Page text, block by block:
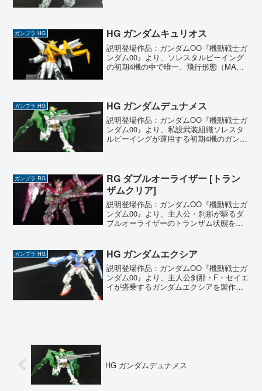
るクリア外装が、...
ガンプラ HG HG ガンダムキュリオス
説明登場作品：ガンダムOO『機動戦士ガ
ンダム00』より、ソレスタルビーイング
の初期4機の中で唯一、飛行形態（MA形
撃離脱や高速戦闘を...
ガンプラ HG HG ガンダムデュナメス
説明登場作品：ガンダムOO『機動戦士ガ
ンダム00』より、私設武装組織ソレスタ
ルビーイングが運用する初期4機のガンダ
遠距離からの超精密...
ガンプラ RG
RG ダブルオーライザー [トラン
ザムクリア]
説明登場作品：ガンダムOO『機動戦士ガ
ンダム00』より、主人公・刹那が駆るダ
ブルオーライザーのトランザム状態を再
時をイメージした、トランザムクリア仕
様を製作しました。発...
ガンプラ HG HG ガンダムエクシア
説明登場作品：ガンダムOO『機動戦士ガ
ンダム00』より、主人公刹那・F・セイエ
イが搭乗するガンダムエクシアを製作し
HG ガンダムデュナメス